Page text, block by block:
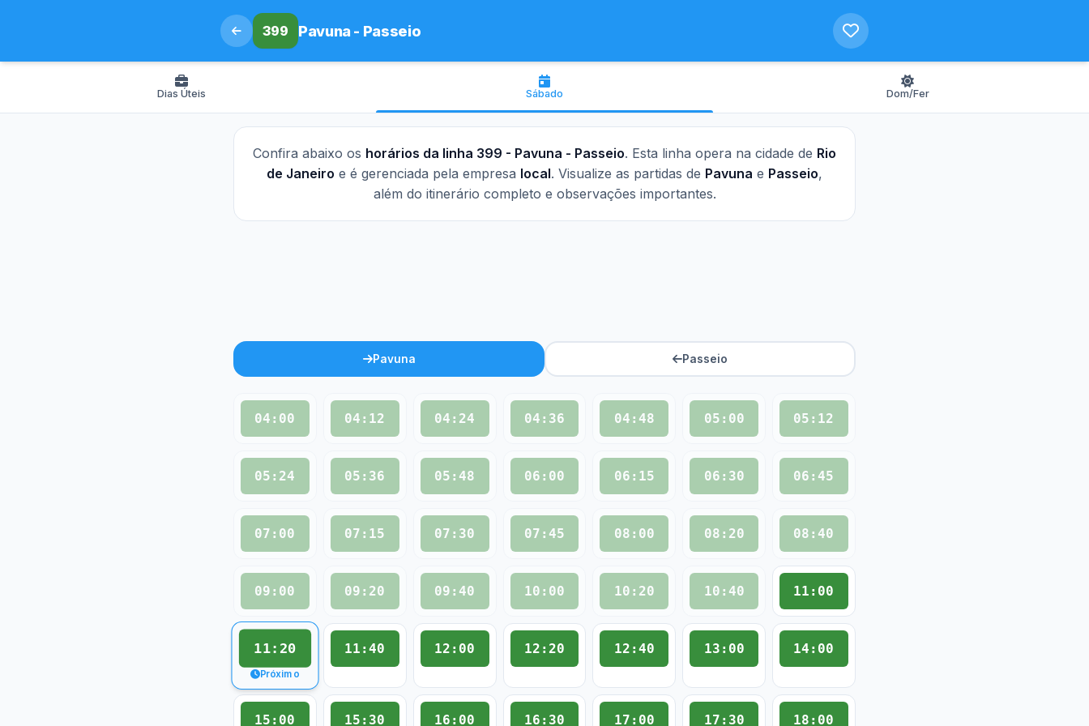
399 Pavuna - Passeio
Dias Úteis Sábado Dom/Fer
Confira abaixo os horários da linha 399 - Pavuna - Passeio. Esta linha opera na cidade de Rio
de Janeiro e é gerenciada pela empresa local. Visualize as partidas de Pavuna e Passeio,
além do itinerário completo e observações importantes.
Pavuna Passeio
04:00 04:12 04:24 04:36 04:48 05:00 05:12
05:24 05:36 05:48 06:00 06:15 06:30 06:45
07:00 07:15 07:30 07:45 08:00 08:20 08:40
09:00 09:20 09:40 10:00 10:20 10:40 11:00
11:20
Próximo
11:40 12:00 12:20 12:40 13:00 14:00
15:00 15:30 16:00 16:30 17:00 17:30 18:00